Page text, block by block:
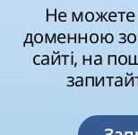
Не
доменною
сайті, на